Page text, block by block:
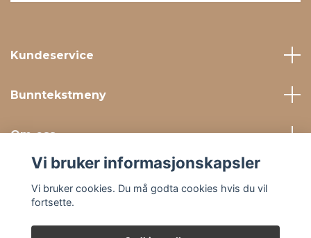
Kundeservice
Bunntekstmeny
Om oss
Vi bruker informasjonskapsler
Vi bruker cookies. Du må godta cookies hvis du vil
fortsette.